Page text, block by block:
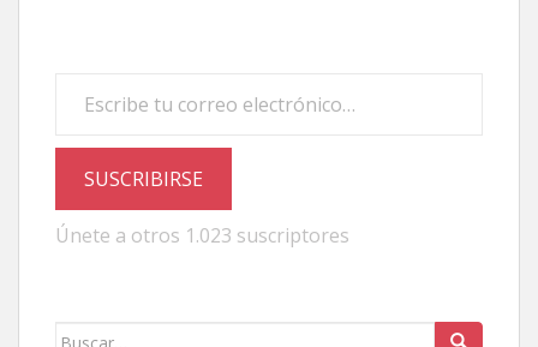
SUSCRIBIRSE
Únete a otros 1.023 suscriptores
Buscar: